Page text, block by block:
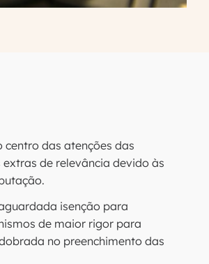
das atenções das
de relevância devido às
isenção para
de maior rigor para
no preenchimento das